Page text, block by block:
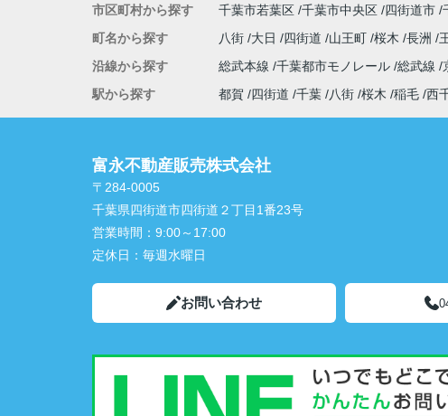
市区町村から探す 千葉市若葉区 千葉市中央区 四街道市
町名から探す
八街 大日 四街道 山王町 桜木 長洲
沿線から探す
総武本線 千葉都市モノレール 総武線
駅から探す
都賀 四街道 千葉 八街 桜木 稲毛 西
富永不動産販売株式会社
〒284-0005
千葉県四街道市四街道２丁目1番23号
営業時間： 9:00～17:00
定休日： 毎週水曜日
お問い合わせ